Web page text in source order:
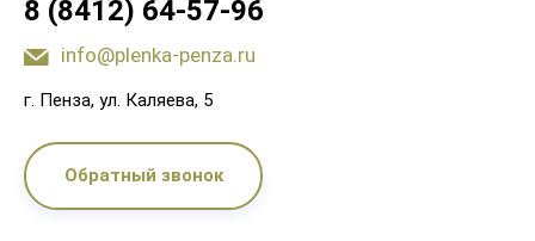
8 (8412) 64-57-96
info@plenka-penza.ru
г. Пенза, ул. Каляева, 5
Обратный звонок